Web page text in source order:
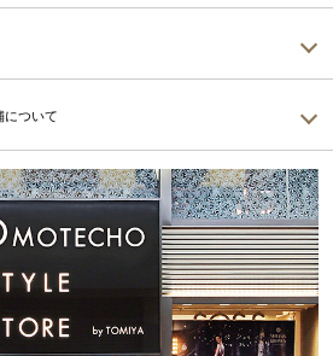
について